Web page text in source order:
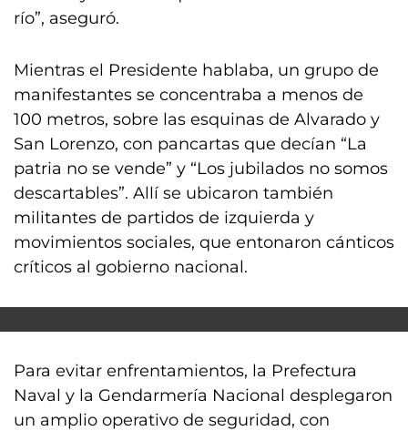
río”, aseguró.
Mientras el Presidente hablaba, un grupo de
manifestantes se concentraba a menos de
100 metros, sobre las esquinas de Alvarado y
San Lorenzo, con pancartas que decían “La
patria no se vende” y “Los jubilados no somos
descartables”. Allí se ubicaron también
militantes de partidos de izquierda y
movimientos sociales, que entonaron cánticos
críticos al gobierno nacional.
Para evitar enfrentamientos, la Prefectura
Naval y la Gendarmería Nacional desplegaron
un amplio operativo de seguridad, con